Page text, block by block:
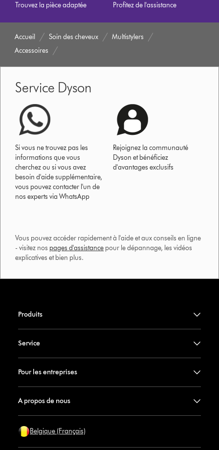
Trouvez la pièce adaptée Profitez de l'assistance
Accueil Soin des cheveux
Multistylers
Accessoires
Service Dyson
Si vous ne trouvez pas les
informations que vous
cherchez ou si vous avez
besoin d'aide supplémentaire,
vous pouvez contacter l'un de
nos experts via WhatsApp
Rejoignez la communauté
Dyson et bénéficiez
d'avantages exclusifs
Vous pouvez accéder rapidement à l'aide et aux conseils en ligne
- visitez nos pages d'assistance pour le dépannage, les vidéos
explicatives et bien plus.​
Produits
Service
Pour les entreprises
A propos de nous
Belgique (Français)